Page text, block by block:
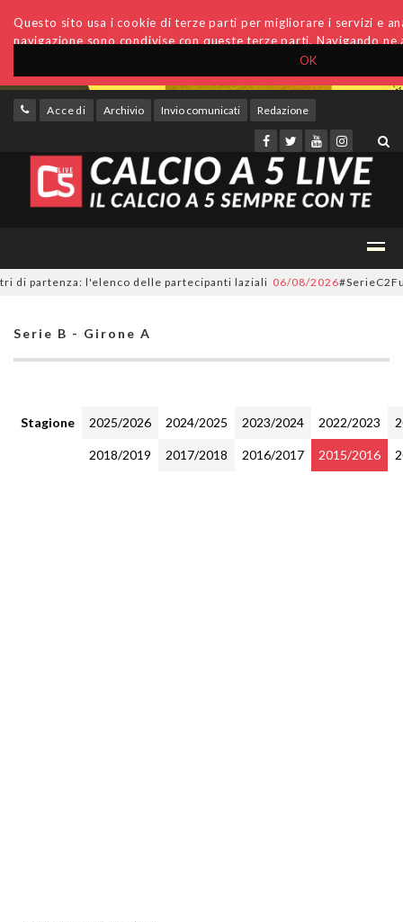
OK
Questo sito usa i cookie di terze parti per migliorare i servizi e
navigazione sono condivise con queste terze parti. Navigando
Accedi Archivio Invio comunicati Redazione
l'elenco delle partecipanti laziali 06/08/2026
Serie B - Girone A
Stagione 2025/2026 2024/2025 2023/2024 2022/2023
2018/2019 2017/2018 2016/2017 2015/2016